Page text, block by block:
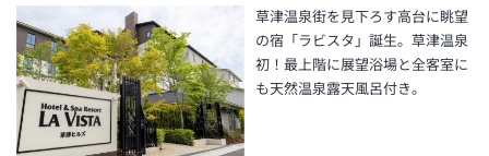
草津温泉街を見下ろす高台に眺望
の宿「ラビスタ」誕生。草津温泉
初！最上階に展望浴場と全客室に
も天然温泉露天風呂付き。